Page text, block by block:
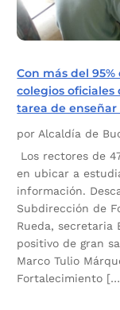
Con más del
colegios
tarea de enseñar
por Alcaldía de
Los rectores de
en ubicar a
información.
Subdirección de
Rueda, secretaria
positivo de gran
Marco Tulio
Fortalecimiento